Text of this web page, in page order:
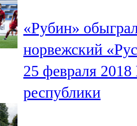
104,7 FM
Олы Әтнә
71,42 FM
Сарман
«Рубин»
норвежский
25 февраля 2018
республики